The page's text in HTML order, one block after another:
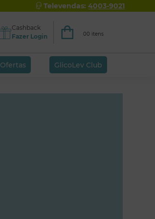
Televendas: 4003-9021
Cashback
Fazer Login
00 itens
Ofertas GlicoLev Club